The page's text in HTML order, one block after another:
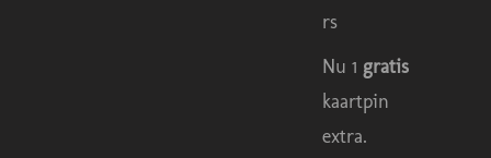
rs
Nu 1 gratis
kaartpin
extra.